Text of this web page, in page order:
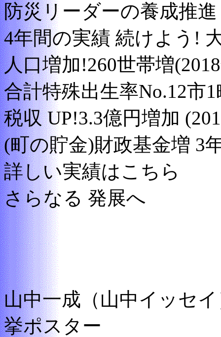
防災リーダーの養成推進
4年間の実績 続けよう!
人口増加!260世帯増
合計特殊出生率No.12市
税収 UP!3.3億円増加
(町の貯金)財政基金増 3
詳しい実績はこちら
さらなる 発展へ
山中一成（山中イッセ
挙ポスター